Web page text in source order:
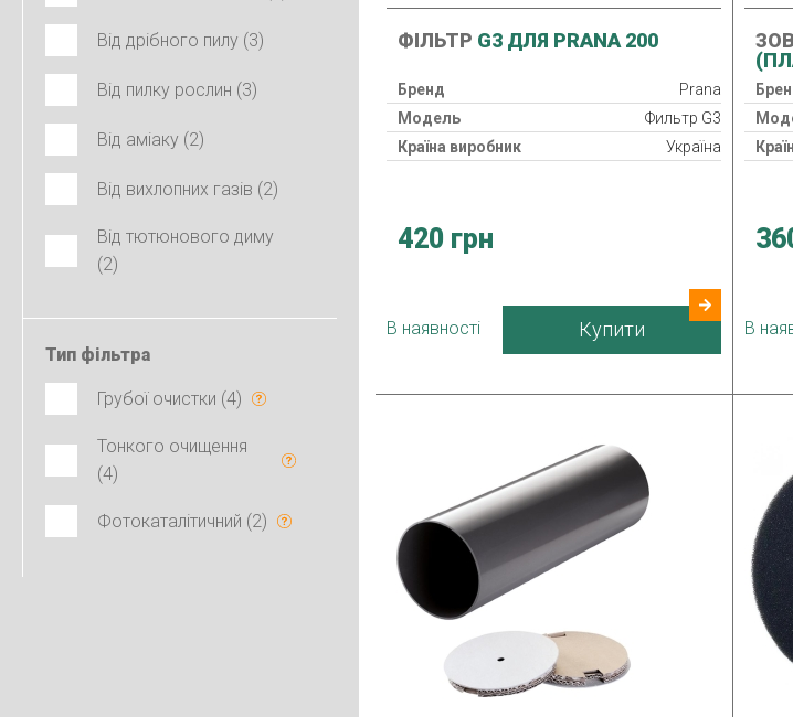
Від дрібного пилу (3)
Від пилку рослин (3)
Від аміаку (2)
Від вихлопних газів (2)
Від тютюнового диму
(2)
Тип фільтра
Грубої очистки (4)
Тонкого очищення
(4)
Фотокаталітичний (2)
ФІЛЬТР G3 ДЛЯ PRANA 200
Бренд
Prana
Модель
Фильтр G3
Країна виробник
Україна
420 грн
В наявності Купити В